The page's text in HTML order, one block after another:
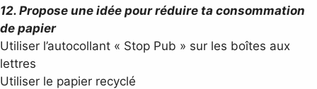
12. Propose une idée pour réduire ta consommation
de papier
Utiliser l’autocollant « Stop Pub » sur les boîtes aux
lettres
Utiliser le papier recyclé